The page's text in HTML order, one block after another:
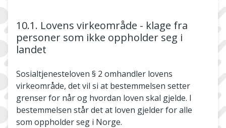
10.1. Lovens virkeområde - klage fra
personer som ikke oppholder seg i
landet
Sosialtjenesteloven § 2 omhandler lovens
virkeområde, det vil si at bestemmelsen setter
grenser for når og hvordan loven skal gjelde. I
bestemmelsen står det at loven gjelder for alle
som oppholder seg i Norge.